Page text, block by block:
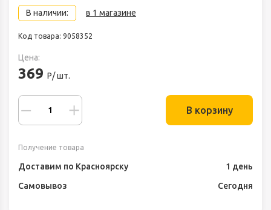
В наличии: в 1 магазине
Код товара: 9058352
Цена:
369 Р/ шт.
В корзину
Получение товара
Доставим по Красноярску
1 день
Самовывоз
Сегодня